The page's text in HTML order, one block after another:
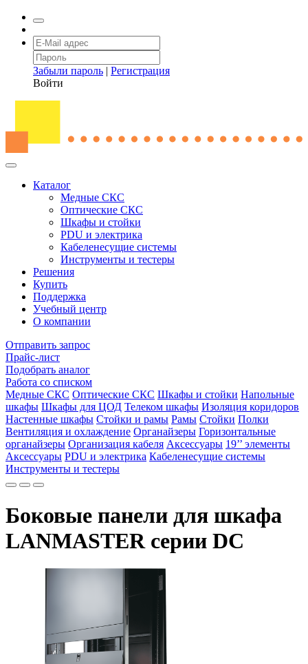
Забыли пароль | Регистрация
Войти
Каталог
Медные СКС
Оптические СКС
Шкафы и стойки
PDU и электрика
Кабеленесущие системы
Инструменты и тестеры
Решения
Купить
Поддержка
Учебный центр
О компании
Отправить запрос
Прайс-лист
Подобрать аналог
Работа со списком
Медные СКС Оптические СКС Шкафы и стойки Напольные
шкафы Шкафы для ЦОД Телеком шкафы Изоляция коридоров
Настенные шкафы Стойки и рамы Рамы Стойки Полки
Вентиляция и охлаждение Органайзеры Горизонтальные
органайзеры Организация кабеля Аксессуары 19’’ элементы
Аксессуары PDU и электрика Кабеленесущие системы
Инструменты и тестеры
Боковые панели для шкафа
LANMASTER серии DC